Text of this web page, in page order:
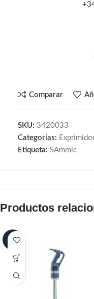
Comparar
SKU: 3420033
Categorías:
Etiqueta: SAmmic
Productos
-15%